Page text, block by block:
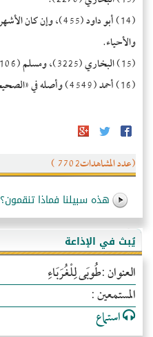
(14) أبو داود (455)،
والأحياء.
(15) البخاري (3225)، ومسلم (2106).
(16) أحمد (4549) وأصله في «الصحيحين».
(عدد المشاهدات7702 )
هذه سبيلنا فماذا
يُبث في الإذاعة
العنوان :طُوبَى لِلْغُرَبَاءِ
المستمعين :
استماع